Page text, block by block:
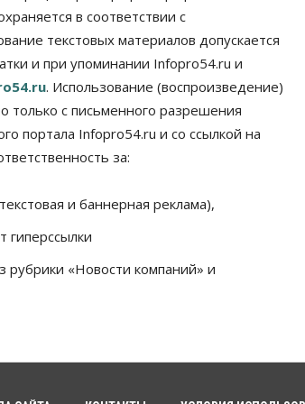
в соответствии с
текстовых материалов допускается
и при упоминании Infopro54.ru и
. Использование (воспроизведение)
только с письменного разрешения
портала Infopro54.ru и со ссылкой на
за:
и баннерная реклама),
гиперссылки
рубрики «Новости компаний» и